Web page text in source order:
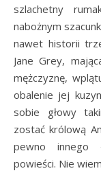
szlachetny
nabożnym
nawet historii
Jane Grey,
mężczyznę,
obalenie jej
sobie głowy
zostać królową
pewno innego
powieści. Nie